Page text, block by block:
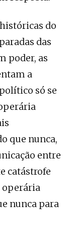
do
das
poder, as
a
só se
que nunca,
entre
catástrofe
operária
nunca para